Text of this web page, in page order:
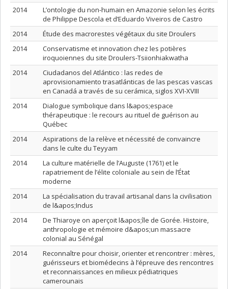
2014
L’ontologie du non-humain en Amazonie selon les écrits
de Philippe Descola et d’Eduardo Viveiros de Castro
2014
Étude des macrorestes végétaux du site Droulers
2014
Conservatisme et innovation chez les potières
iroquoiennes du site Droulers-Tsiionhiakwatha
2014
Ciudadanos del Atlántico : las redes de
aprovisionamiento trasatlánticas de las pescas vascas
en Canadá a través de su cerámica, siglos XVI-XVIII
2014
Dialogue symbolique dans l&apos;espace
thérapeutique : le recours au rituel de guérison au
Québec
2014
Aspirations de la relève et nécessité de convaincre
dans le culte du Teyyam
2014
La culture matérielle de l’Auguste (1761) et le
rapatriement de l’élite coloniale au sein de l’État
moderne
2014
La spécialisation du travail artisanal dans la civilisation
de l&apos;Indus
2014
De Thiaroye on aperçoit l&apos;île de Gorée. Histoire,
anthropologie et mémoire d&apos;un massacre
colonial au Sénégal
2014
Reconnaître pour choisir, orienter et rencontrer : mères,
guérisseurs et biomédecins à l’épreuve des rencontres
et reconnaissances en milieux pédiatriques
camerounais